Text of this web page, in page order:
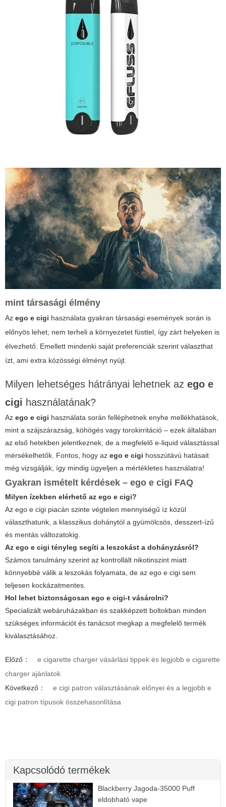
mint társasági élmény
Az ego e cigi használata gyakran társasági események során is
előnyös lehet; nem terheli a környezetet füsttel, így zárt helyeken is
élvezhető. Emellett mindenki saját preferenciák szerint választhat
ízt, ami extra közösségi élményt nyújt.
Milyen lehetséges hátrányai lehetnek az ego e
cigi használatának?
Az ego e cigi használata során felléphetnek enyhe mellékhatások,
mint a szájszárazság, köhögés vagy torokirritáció – ezek általában
az első hetekben jelentkeznek, de a megfelelő e-liquid választással
mérsékelhetők. Fontos, hogy az ego e cigi hosszútávú hatásait
még vizsgálják, így mindig ügyeljen a mértékletes használatra!
Gyakran ismételt kérdések – ego e cigi FAQ
Milyen ízekben elérhető az ego e cigi?
Az ego e cigi piacán szinte végtelen mennyiségű íz közül
választhatunk, a klasszikus dohánytól a gyümölcsös, desszert-ízű
és mentás változatokig.
Az ego e cigi tényleg segíti a leszokást a dohányzásról?
Számos tanulmány szerint az kontrollált nikotinszint miatt
könnyebbé válik a leszokás folyamata, de az ego e cigi sem
teljesen kockázatmentes.
Hol lehet biztonságosan ego e cigi-t vásárolni?
Specializált webáruházakban és szakképzett boltokban minden
szükséges információt és tanácsot megkap a megfelelő termék
kiválasztásához.
Előző：
e cigarette charger vásárlási tippek és legjobb e cigarette
charger ajánlatok
Következő：
e cigi patron választásának előnyei és a legjobb e
cigi patron típusok összehasonlítása
Kapcsolódó termékek
Blackberry Jagoda-35000 Puff
eldobható vape